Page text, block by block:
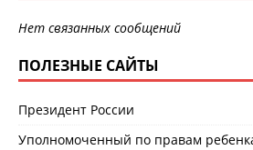
Нет связанных сообщений
ПОЛЕЗНЫЕ САЙТЫ
Президент России
Уполномоченный по правам